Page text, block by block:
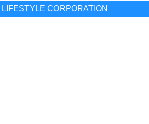
CORPORATION